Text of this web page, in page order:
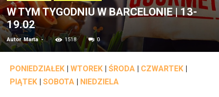
W TYM TYGODNIU W BARCELONIE | 13-
19.02
Autor Marta - 1518 0
PONIEDZIAŁEK WTOREK ŚRODA CZWARTEK
PIĄTEK
SOBOTA NIEDZIELA